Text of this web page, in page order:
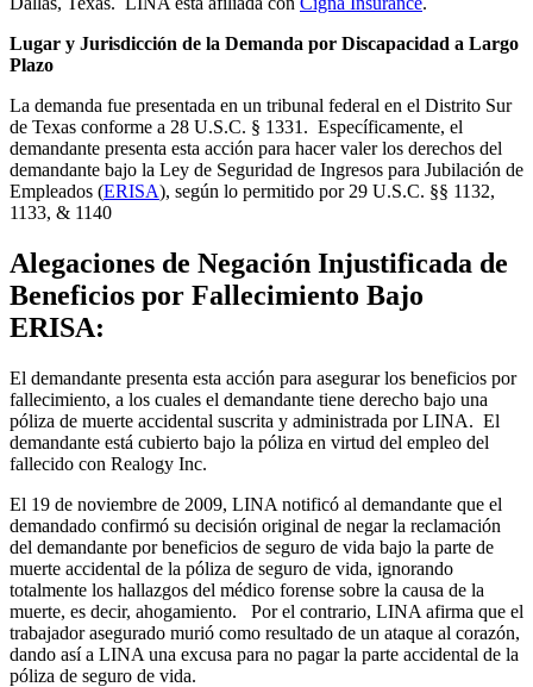
Lugar y Jurisdicción de la Demanda por Discapacidad a Largo
Plazo
La demanda fue presentada en un tribunal federal en el Distrito Sur
de Texas conforme a 28 U.S.C. § 1331. Específicamente, el
demandante presenta esta acción para hacer valer los derechos del
demandante bajo la Ley de Seguridad de Ingresos para Jubilación de
Empleados (ERISA), según lo permitido por 29 U.S.C. §§ 1132,
1133, & 1140
Alegaciones de Negación Injustificada de
Beneficios por Fallecimiento Bajo
ERISA:
El demandante presenta esta acción para asegurar los beneficios por
fallecimiento, a los cuales el demandante tiene derecho bajo una
póliza de muerte accidental suscrita y administrada por LINA. El
demandante está cubierto bajo la póliza en virtud del empleo del
fallecido con Realogy Inc.
El 19 de noviembre de 2009, LINA notificó al demandante que el
demandado confirmó su decisión original de negar la reclamación
del demandante por beneficios de seguro de vida bajo la parte de
muerte accidental de la póliza de seguro de vida, ignorando
totalmente los hallazgos del médico forense sobre la causa de la
muerte, es decir, ahogamiento. Por el contrario, LINA afirma que el
trabajador asegurado murió como resultado de un ataque al corazón,
dando así a LINA una excusa para no pagar la parte accidental de la
póliza de seguro de vida.